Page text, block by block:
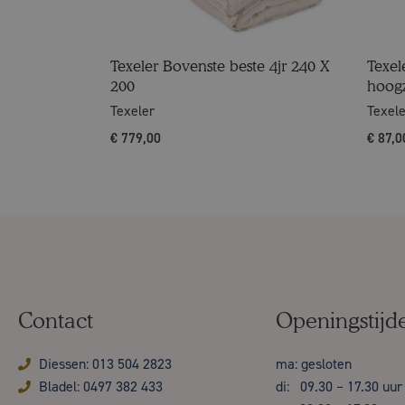
Texeler Bovenste beste 4jr 240 X
200
Texeler
€ 779,00 €
Contact
Diessen: 013 504 2823
Bladel: 0497 382 433
ma: gesloten
di: 09.30 – 17.30 uur